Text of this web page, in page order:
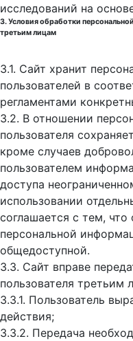
исследований на
3. Условия обработки
третьим лицам
3.1. Сайт хранит
пользователей в
регламентами
3.2. В отношении
пользователя
кроме случаев
пользователем
доступа
использовании
соглашается с тем, что
персональной
общедоступной.
3.3. Сайт вправе
пользователя третьим
3.3.1. Пользователь
действия;
3.3.2. Передача